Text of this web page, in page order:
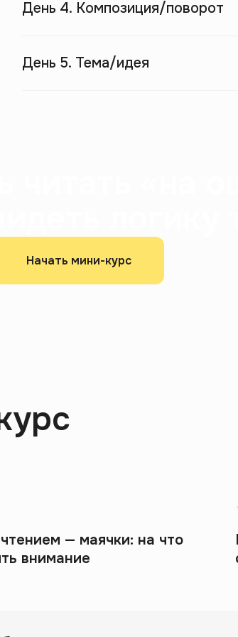
День 4. Композиция/поворот
День 5. Тема/идея
Начать мини-курс
— маячки: на что
внимание